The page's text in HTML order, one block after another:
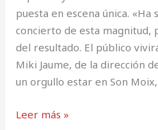
puesta en escena única.
concierto de esta magnitud,
del resultado. El público
Miki Jaume, de la dirección
un orgullo estar en Son
Leer más »